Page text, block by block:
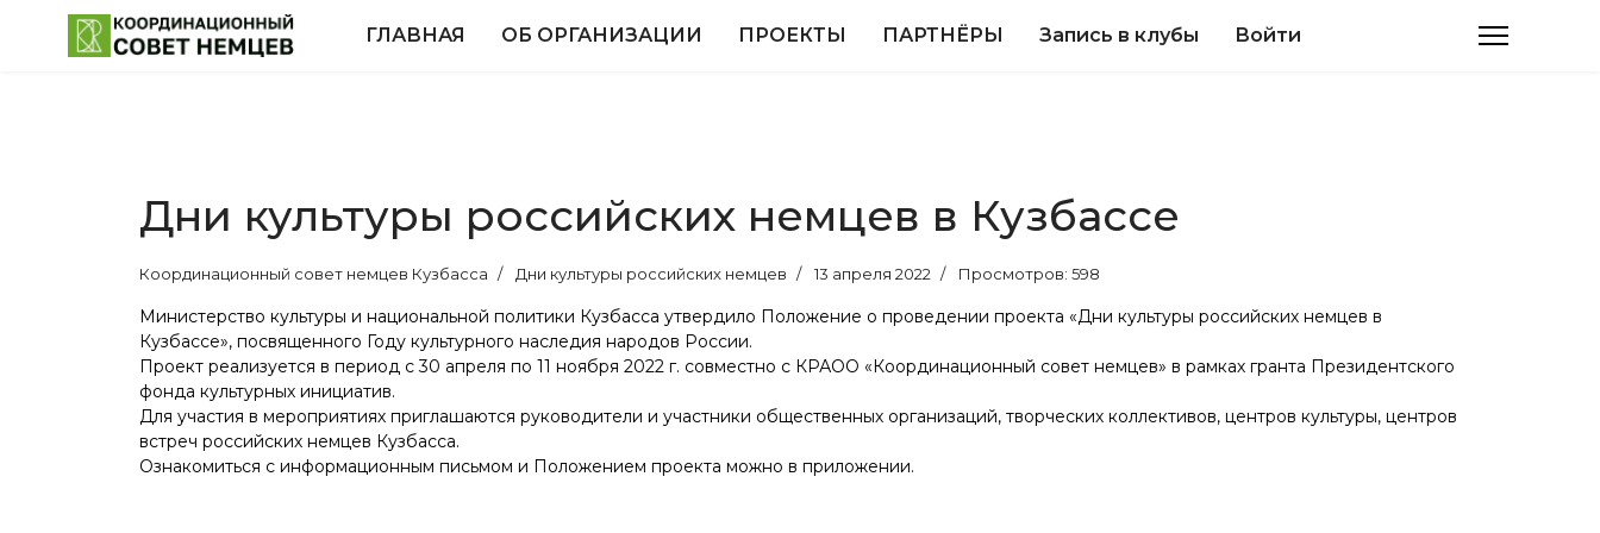
ГЛАВНАЯ ОБ ОРГАНИЗАЦИИ ПРОЕКТЫ ПАРТНЁРЫ Запись в клубы Войти
Дни культуры российских немцев в Кузбассе
Координационный совет немцев Кузбасса Дни культуры российских немцев 13 апреля 2022 Просмотров: 598
Министерство культуры и национальной политики Кузбасса утвердило Положение о проведении проекта «Дни культуры российских немцев в
Кузбассе», посвященного Году культурного наследия народов России.
Проект реализуется в период с 30 апреля по 11 ноября 2022 г. совместно с КРАОО «Координационный совет немцев» в рамках гранта Президентского
фонда культурных инициатив.
Для участия в мероприятиях приглашаются руководители и участники общественных организаций, творческих коллективов, центров культуры, центров
встреч российских немцев Кузбасса.
Ознакомиться с информационным письмом и Положением проекта можно в приложении.